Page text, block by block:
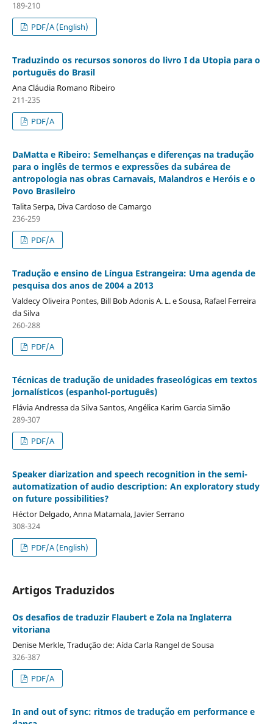
189-210
PDF/A (English)
Traduzindo os recursos sonoros do livro I da Utopia para o
português do Brasil
Ana Cláudia Romano Ribeiro
211-235
PDF/A
DaMatta e Ribeiro: Semelhanças e diferenças na tradução
para o inglês de termos e expressões da subárea de
antropologia nas obras Carnavais, Malandros e Heróis e o
Povo Brasileiro
Talita Serpa, Diva Cardoso de Camargo
236-259
PDF/A
Tradução e ensino de Língua Estrangeira: Uma agenda de
pesquisa dos anos de 2004 a 2013
Valdecy Oliveira Pontes, Bill Bob Adonis A. L. e Sousa, Rafael Ferreira
da Silva
260-288
PDF/A
Técnicas de tradução de unidades fraseológicas em textos
jornalísticos (espanhol-português)
Flávia Andressa da Silva Santos, Angélica Karim Garcia Simão
289-307
PDF/A
Speaker diarization and speech recognition in the semi-
automatization of audio description: An exploratory study
on future possibilities?
Héctor Delgado, Anna Matamala, Javier Serrano
308-324
PDF/A (English)
Artigos Traduzidos
Os desafios de traduzir Flaubert e Zola na Inglaterra
vitoriana
Denise Merkle, Tradução de: Aída Carla Rangel de Sousa
326-387
PDF/A
In and out of sync: ritmos de tradução em performance e